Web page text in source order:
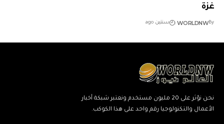
غزة
By
WORLDNW سنتين ago
نحن نؤثر على 20 مليون مستخدم ونعتبر شبكة أخبار
الأعمال والتكنولوجيا رقم واحد على هذا الكوكب.